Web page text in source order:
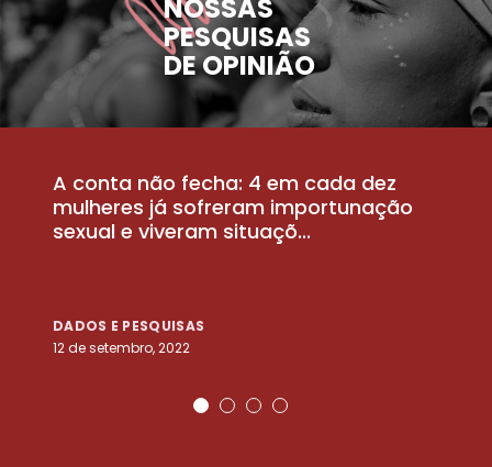
NOSSAS
PESQUISAS
DE OPINIÃO
A conta não fecha: 4 em cada dez
mulheres já sofreram importunação
sexual e viveram situaçõ...
DADOS E PESQUISAS
12 de setembro, 2022